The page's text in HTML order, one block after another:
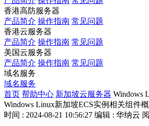
香港高防服务器
产品简介 操作指南 常见问题
香港云服务器
产品简介 操作指南 常见问题
美国云服务器
产品简介 操作指南 常见问题
域名服务
域名服务
首页 帮助中心 新加坡云服务器 Windows
Windows Linux新加坡ECS实例相关组件
时间 : 2024-08-21 10:56:27 编辑 : 华纳云